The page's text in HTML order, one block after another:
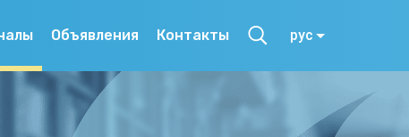
Объявления Контакты рус